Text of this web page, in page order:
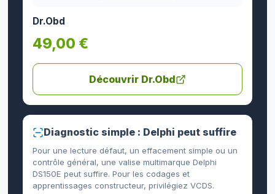
Diagnostic simple : Delphi peut suffire
Pour une lecture défaut, un effacement simple ou un
contrôle général, une valise multimarque Delphi
DS150E peut suffire. Pour les codages et
apprentissages constructeur, privilégiez VCDS.
Dr.Obd
49,00 €
Découvrir Dr.Obd